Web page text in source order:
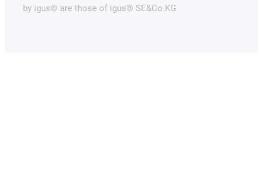
by igus® are those of igus® SE&Co.KG